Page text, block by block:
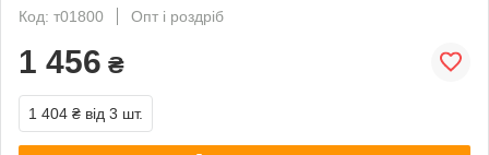
Код: т01800
Опт і роздріб
1 456 ₴
1 404 ₴ від 3 шт.